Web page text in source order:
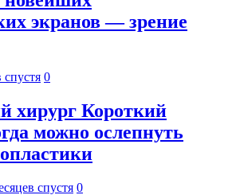
экранов — зрение
спустя 0
хирург Короткий
можно ослепнуть
спустя 0